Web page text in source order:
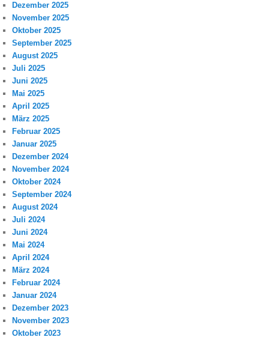
Dezember 2025
November 2025
Oktober 2025
September 2025
August 2025
Juli 2025
Juni 2025
Mai 2025
April 2025
März 2025
Februar 2025
Januar 2025
Dezember 2024
November 2024
Oktober 2024
September 2024
August 2024
Juli 2024
Juni 2024
Mai 2024
April 2024
März 2024
Februar 2024
Januar 2024
Dezember 2023
November 2023
Oktober 2023